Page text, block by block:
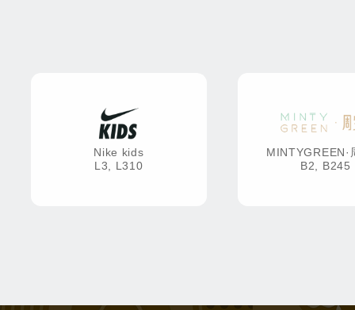
Nike kids
L3, L310
MINTYGREEN·
B2, B245